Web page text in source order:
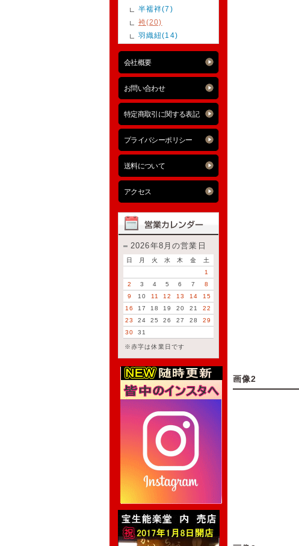
半襦袢(7)
袴(20)
羽織紐(14)
会社概要
お問い合わせ
特定商取引に関する表記
プライバシーポリシー
送料について
アクセス
2026年8月の営業日
日 月 火 水 木 金
土
1
2
3 4 5 6 7
8
9
10 11 12 13 14
15
16
17 18 19 20 21
22
23
24 25 26 27 28
29
30
31
※赤字は休業日です
画像2